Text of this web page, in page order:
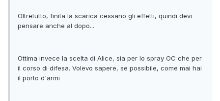
Oltretutto, finita la scarica cessano gli effetti, quindi devi
pensare anche al dopo...
Ottima invece la scelta di Alice, sia per lo spray OC che per
il corso di difesa. Volevo sapere, se possibile, come mai hai
il porto d'armi